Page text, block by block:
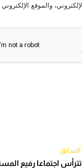
والموقع
اجتماعا رفيع